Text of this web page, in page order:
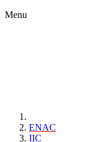
Menu
ENAC
IIC